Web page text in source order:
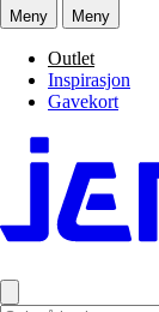
Meny Meny
Outlet
Inspirasjon
Gavekort